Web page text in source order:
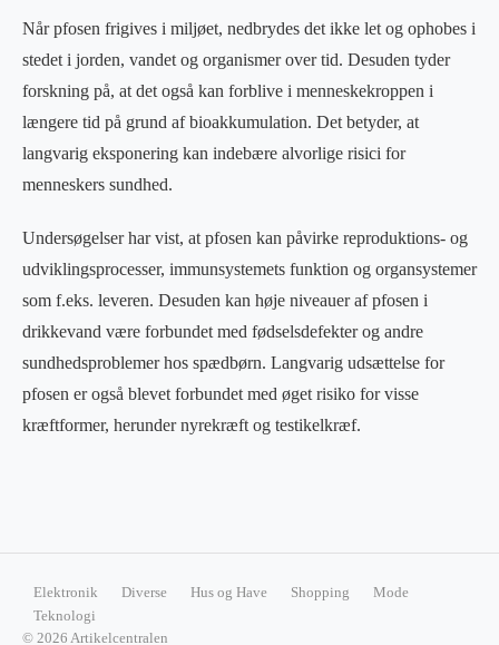
Når pfosen frigives i miljøet, nedbrydes det ikke let og ophobes i
stedet i jorden, vandet og organismer over tid. Desuden tyder
forskning på, at det også kan forblive i menneskekroppen i
længere tid på grund af bioakkumulation. Det betyder, at
langvarig eksponering kan indebære alvorlige risici for
menneskers sundhed.
Undersøgelser har vist, at pfosen kan påvirke reproduktions- og
udviklingsprocesser, immunsystemets funktion og organsystemer
som f.eks. leveren. Desuden kan høje niveauer af pfosen i
drikkevand være forbundet med fødselsdefekter og andre
sundhedsproblemer hos spædbørn. Langvarig udsættelse for
pfosen er også blevet forbundet med øget risiko for visse
kræftformer, herunder nyrekræft og testikelkræf.
Elektronik Diverse Hus og Have Shopping
Mode
Teknologi
© 2026 Artikelcentralen